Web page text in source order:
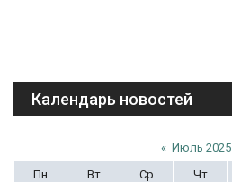
Календарь новостей
« Июль 2025
Пн
Вт Ср Чт